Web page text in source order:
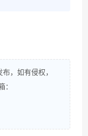
，如有侵权，
：